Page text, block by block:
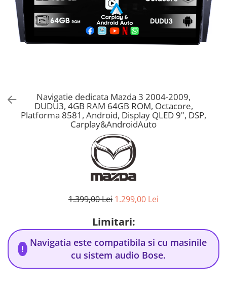
Navigatie dedicata Mazda 3 2004-2009,
DUDU3, 4GB RAM 64GB ROM, Octacore,
Platforma 8581, Android, Display QLED 9", DSP,
Carplay&AndroidAuto
1.399,00 Lei 1.299,00 Lei
Limitari:
!
Navigatia este compatibila si cu masinile
cu sistem audio Bose.